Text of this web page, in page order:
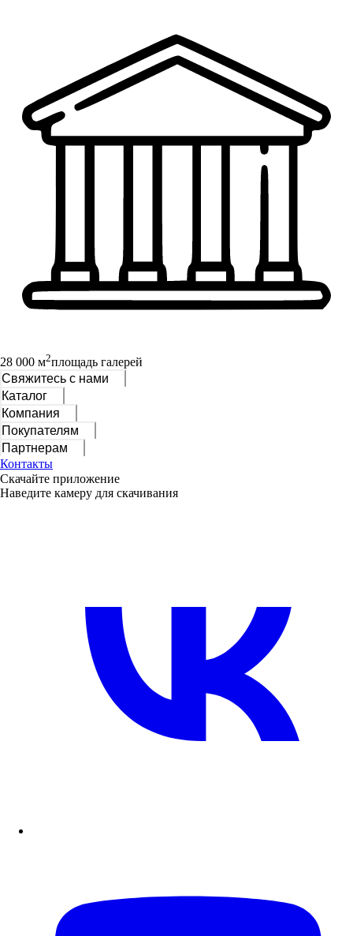
28 000 м2площадь галерей
Свяжитесь с нами
Каталог
Компания
Покупателям
Партнерам
Контакты
Скачайте приложение
Наведите камеру для скачивания